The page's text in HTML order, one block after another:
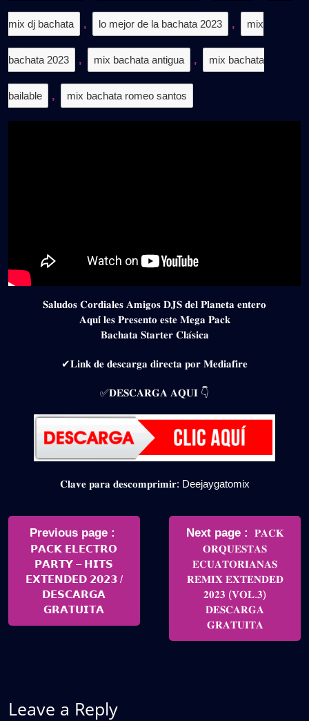
mix dj bachata , lo mejor de la bachata 2023 , mix
bachata 2023 , mix bachata antigua , mix bachata
bailable , mix bachata romeo santos
𝐒𝐚𝐥𝐮𝐝𝐨𝐬 𝐂𝐨𝐫𝐝𝐢𝐚𝐥𝐞𝐬 𝐀𝐦𝐢𝐠𝐨𝐬 𝐃𝐉𝐒 𝐝𝐞𝐥 𝐏𝐥𝐚𝐧𝐞𝐭𝐚 𝐞𝐧𝐭𝐞𝐫𝐨
𝐀𝐪𝐮𝐢́ 𝐥𝐞𝐬 𝐏𝐫𝐞𝐬𝐞𝐧𝐭𝐨 𝐞𝐬𝐭𝐞 𝐌𝐞𝐠𝐚 𝐏𝐚𝐜𝐤
𝐁𝐚𝐜𝐡𝐚𝐭𝐚 𝐒𝐭𝐚𝐫𝐭𝐞𝐫 𝐂𝐥𝐚́𝐬𝐢𝐜𝐚
✔𝐋𝐢𝐧𝐤 𝐝𝐞 𝐝𝐞𝐬𝐜𝐚𝐫𝐠𝐚 𝐝𝐢𝐫𝐞𝐜𝐭𝐚 𝐩𝐨𝐫 𝐌𝐞𝐝𝐢𝐚𝐟𝐢𝐫𝐞
✅𝐃𝐄𝐒𝐂𝐀𝐑𝐆𝐀 𝐀𝐐𝐔𝐈 👇
𝐂𝐥𝐚𝐯𝐞 𝐩𝐚𝐫𝐚 𝐝𝐞𝐬𝐜𝐨𝐦𝐩𝐫𝐢𝐦𝐢𝐫: Deejaygatomix
Navegación
entradas
Previous page
𝗣𝗔𝗖𝗞 𝗘𝗟𝗘𝗖𝗧𝗥𝗢
𝗣𝗔𝗥𝗧𝗬 – 𝗛𝗜𝗧𝗦
𝗘𝗫𝗧𝗘𝗡𝗗𝗘𝗗 𝟮𝟬𝟮𝟯 /
𝗗𝗘𝗦𝗖𝗔𝗥𝗚𝗔
𝗚𝗥𝗔𝗧𝗨𝗜𝗧𝗔
Next page
Newer
Posts
𝐏𝐀𝐂𝐊
𝐎𝐑𝐐𝐔𝐄𝐒𝐓𝐀𝐒
𝐄𝐂𝐔𝐀𝐓𝐎𝐑𝐈𝐀𝐍𝐀𝐒
𝐑𝐄𝐌𝐈𝐗 𝐄𝐗𝐓𝐄𝐍𝐃𝐄𝐃
𝟐𝟎𝟐𝟑 (𝐕𝐎𝐋.𝟑)
𝐃𝐄𝐒𝐂𝐀𝐑𝐆𝐀
𝐆𝐑𝐀𝐓𝐔𝐈𝐓𝐀
Leave a Reply